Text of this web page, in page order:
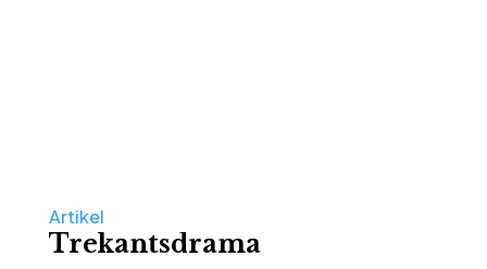
Artikel
Trekantsdrama